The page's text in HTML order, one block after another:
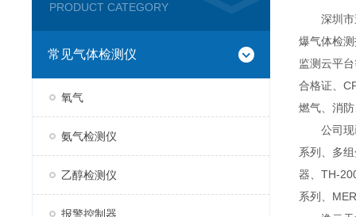
PRODUCT CATEGORY
常见气体检测仪
氧气
氨气检测仪
乙醇检测仪
报警控制器
深圳市逸
爆气体检
监测云平
合格证、
燃气、消
公司现已
系列、多
器、TH-
系列、